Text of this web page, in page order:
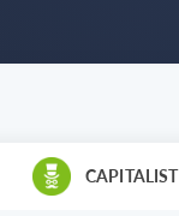
CAPITALIST